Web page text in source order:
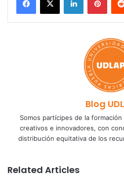
Blog
Somos partícipes de la
creativos e innovadores, con
distribución equitativa de los
Related Articles